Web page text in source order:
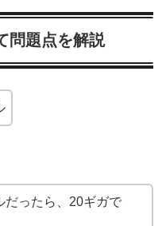
問題点を解説
だったら、20ギガで